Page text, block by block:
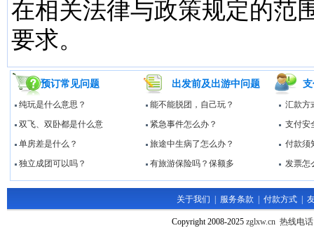
在相关法律与政策规定的范
要求。
预订常见问题
纯玩是什么意思？
双飞、双卧都是什么意
单房差是什么？
独立成团可以吗？
出发前及出游中问题
能不能脱团，自己玩？
紧急事件怎么办？
旅途中生病了怎么办？
有旅游保险吗？保额多
汇款方
支付安
付款须
发票怎
关于我们 服务条款 付款方式
Copyright 2008-2025 zglxw.cn 热线电